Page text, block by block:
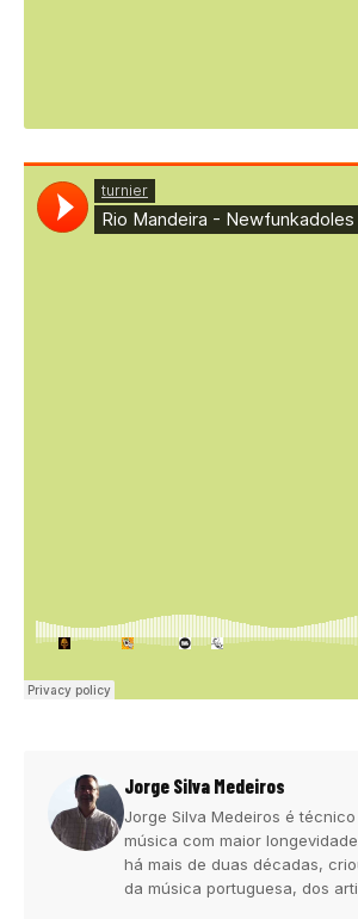
Jorge Silva Medeiros
Jorge Silva Medeiros é
música com maior
há mais de duas décadas,
da música portuguesa, dos